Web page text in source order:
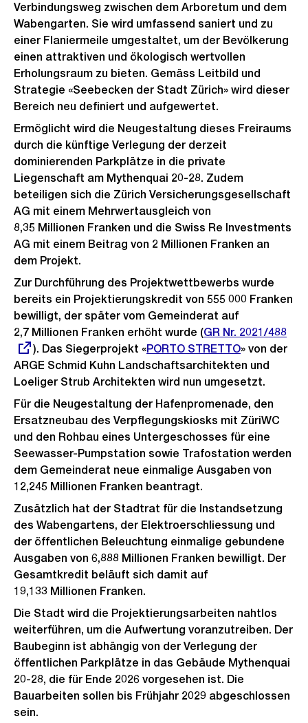
Verbindungsweg zwischen dem Arboretum und dem
Wabengarten. Sie wird umfassend saniert und zu
einer Flaniermeile umgestaltet, um der Bevölkerung
einen attraktiven und ökologisch wertvollen
Erholungsraum zu bieten. Gemäss Leitbild und
Strategie «Seebecken der Stadt Zürich» wird dieser
Bereich neu definiert und aufgewertet.
Ermöglicht wird die Neugestaltung dieses Freiraums
durch die künftige Verlegung der derzeit
dominierenden Parkplätze in die private
Liegenschaft am Mythenquai 20-28. Zudem
beteiligen sich die Zürich Versicherungsgesellschaft
AG mit einem Mehrwertausgleich von
8,35 Millionen Franken und die Swiss Re Investments
AG mit einem Beitrag von 2 Millionen Franken an
dem Projekt.
Zur Durchführung des Projektwettbewerbs wurde
bereits ein Projektierungskredit von 555 000 Franken
bewilligt, der später vom Gemeinderat auf
2,7 Millionen Franken erhöht wurde (Externer
Link:
GR Nr. 2021/488
). Das Siegerprojekt «PORTO STRETTO» von der
ARGE Schmid Kuhn Landschaftsarchitekten und
Loeliger Strub Architekten wird nun umgesetzt.
Für die Neugestaltung der Hafenpromenade, den
Ersatzneubau des Verpflegungskiosks mit ZüriWC
und den Rohbau eines Untergeschosses für eine
Seewasser-Pumpstation sowie Trafostation werden
dem Gemeinderat neue einmalige Ausgaben von
12,245 Millionen Franken beantragt.
Zusätzlich hat der Stadtrat für die Instandsetzung
des Wabengartens, der Elektroerschliessung und
der öffentlichen Beleuchtung einmalige gebundene
Ausgaben von 6,888 Millionen Franken bewilligt. Der
Gesamtkredit beläuft sich damit auf
19,133 Millionen Franken.
Die Stadt wird die Projektierungsarbeiten nahtlos
weiterführen, um die Aufwertung voranzutreiben. Der
Baubeginn ist abhängig von der Verlegung der
öffentlichen Parkplätze in das Gebäude Mythenquai
20-28, die für Ende 2026 vorgesehen ist. Die
Bauarbeiten sollen bis Frühjahr 2029 abgeschlossen
sein.